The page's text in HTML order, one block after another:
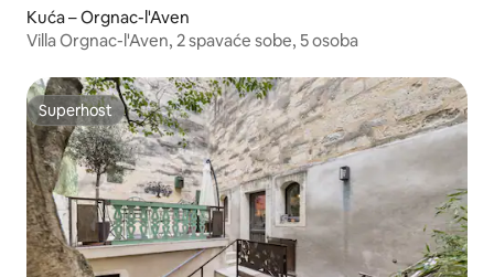
Kuća – Orgnac-l'Aven
Villa Orgnac-l'Aven, 2 spavaće sobe, 5 osoba
Superhost
Superhost